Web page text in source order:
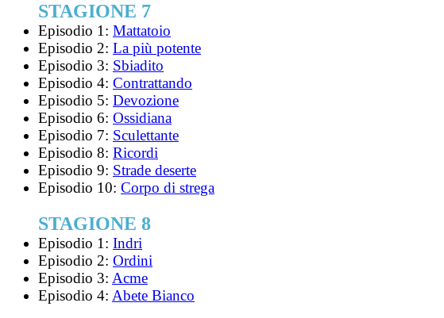
STAGIONE 7
Episodio 1: Mattatoio
Episodio 2: La più potente
Episodio 3: Sbiadito
Episodio 4: Contrattando
Episodio 5: Devozione
Episodio 6: Ossidiana
Episodio 7: Sculettante
Episodio 8: Ricordi
Episodio 9: Strade deserte
Episodio 10: Corpo di strega
STAGIONE 8
Episodio 1: Indri
Episodio 2: Ordini
Episodio 3: Acme
Episodio 4: Abete Bianco